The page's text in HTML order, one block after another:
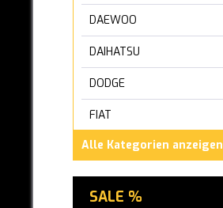
DAEWOO
DAIHATSU
DODGE
FIAT
FORD
GWM ORA
Alle Kategorien anzeigen
SALE %